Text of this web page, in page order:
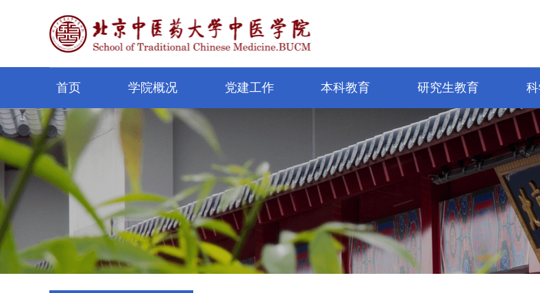
首页 学院概况 党建工作 本科教育 研究生教育